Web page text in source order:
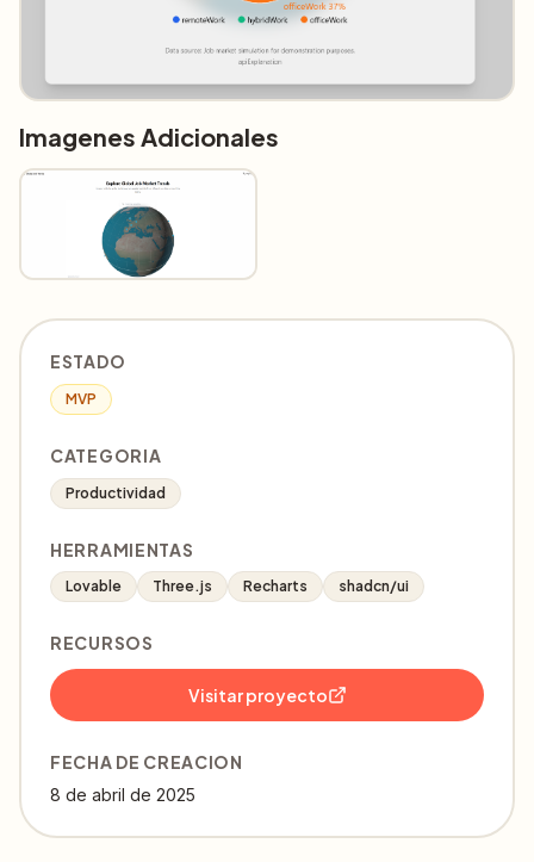
Imagenes Adicionales
ESTADO
MVP
CATEGORIA
Productividad
HERRAMIENTAS
Lovable Three.js Recharts shadcn/ui
RECURSOS
Visitar proyecto
FECHA DE CREACION
8 de abril de 2025